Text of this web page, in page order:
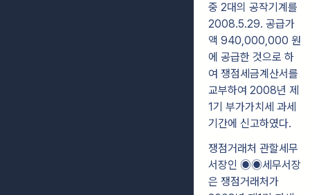
중 2대의 공작기계를
2008.5.29. 공급가
액 940,000,000 원
에 공급한 것으로 하
여 쟁점세금계산서를
교부하여 2008년 제
1기 부가가치세 과세
기간에 신고하였다.
쟁점거래처 관할세무
서장인 ◉◉세무서장
은 쟁점거래처가